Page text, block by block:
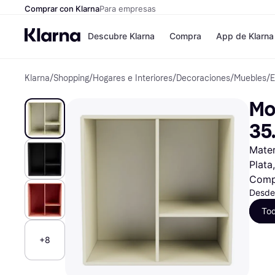
Comprar con KlarnaPara empresas
Descubre Klarna
Formas de
Paga ahora
Paga en 3 plazos
Paga en 30 días
Financiación
Klarna en Apple
Compra
Tiendas
Zalando
JD Sports
Directorio de
App de Klarna
Klarna/Shopping/Hogares e Interiores/Decoraciones/Muebles/
+8